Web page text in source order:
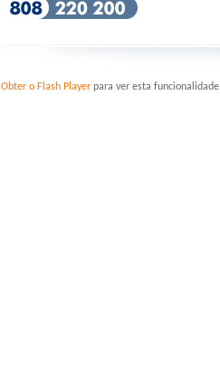
Obter o Flash Player para ver esta funcionalidade